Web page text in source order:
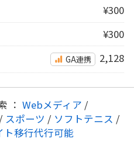
¥300
¥300
GA連携 2,128
： Webメディア /
/ スポーツ / ソフトテニス /
ト移行代行可能